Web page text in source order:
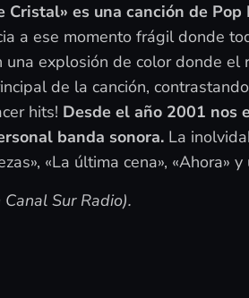
Cristal» es una canción de
a ese momento frágil donde
explosión de color donde
de la canción,
hits! Desde el año 2001 nos
banda sonora. La
«La última cena», «Ahora»
Sur Radio).